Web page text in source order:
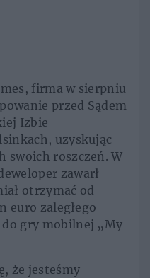
firma w sierpniu
przed Sądem
Izbie
uzyskując
swoich roszczeń. W
zawarł
otrzymać od
euro zaległego
gry mobilnej „My
że jesteśmy